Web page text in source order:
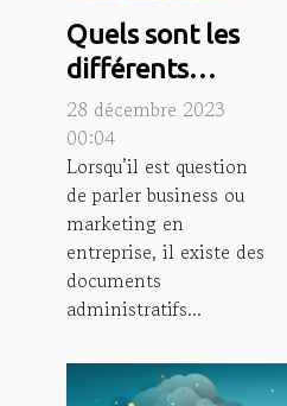
Quels sont les
différents
documents ou
papiers
d'entreprise
qu'il faut
conserver
obligatoirement
?
28 décembre 2023
00:04
Lorsqu’il est question
de parler business ou
marketing en
entreprise, il existe des
documents
administratifs...